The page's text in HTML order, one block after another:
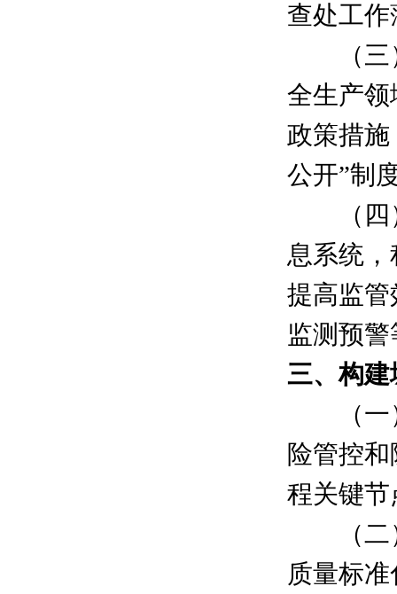
查处工
（三）
全生产
政策措施
公开”制
（四）
息系统
提高监
监测预
三、构
（一）
险管控
程关键
（二）
质量标